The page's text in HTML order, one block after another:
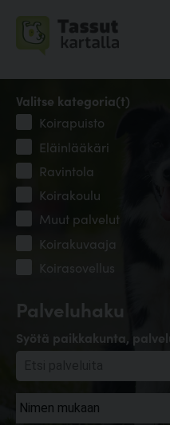
Palveluhaku
Syötä paikkakunta,
Valitse kategoria(t)
Koirapuisto
Eläinlääkäri
Ravintola
Koirakoulu
Muut palvelut
Koirakuvaaja
Koirasovellus